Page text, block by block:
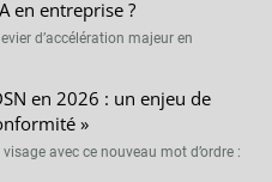
en entreprise ?
d’accélération majeur en
en 2026 : un enjeu de
»
avec ce nouveau mot d’ordre :